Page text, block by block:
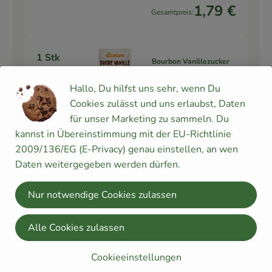
Gesamtpreis:1,79 €
1 Stk
ker
Auswahl ändern
Bourbon Vanillezucker
62,19 € /
Stück
Artikelanzahl
Gesamtpreis:1,99 €
Du hast sicher:
Dänische Butter -
Hallo, Du hilfst uns sehr, wenn Du
Cookies zulässt und uns erlaubst, Daten
für unser Marketing zu sammeln. Du
kannst in Übereinstimmung mit der EU-Richtlinie
2009/136/EG (E-Privacy) genau einstellen, an wen
Daten weitergegeben werden dürfen.
Cookieeinstellungen
Nur notwendige Cookies zulassen
Alle Cookies zulassen